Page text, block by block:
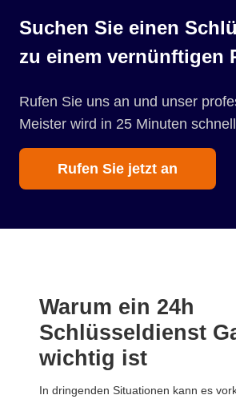
Suchen Sie einen
zu einem vernünftigen
Rufen Sie uns an und unser
Meister wird in 25 Minuten
Rufen Sie jetzt an
Warum ein 24h
Schlüsseldienst
wichtig ist
In dringenden Situationen kann es